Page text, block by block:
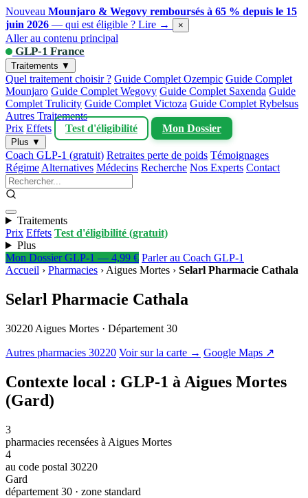
Nouveau Mounjaro & Wegovy remboursés à 65 % depuis le 15
juin 2026 — qui est éligible ? Lire → ×
Aller au contenu principal
GLP-1 France
Traitements ▼
Quel traitement choisir ? Guide Complet Ozempic Guide Complet
Mounjaro Guide Complet Wegovy Guide Complet Saxenda Guide
Complet Trulicity Guide Complet Victoza Guide Complet Rybelsus
Autres Traitements
Prix Effets Test d'éligibilité Mon Dossier
Plus ▼
Coach GLP-1 (gratuit) Retraites perte de poids Témoignages
Régime Alternatives Médecins Recherche Nos Experts Contact
Traitements
Prix Effets Test d'éligibilité (gratuit)
Plus
Mon Dossier GLP-1 — 4,99 € Parler au Coach GLP-1
Accueil › Pharmacies › Aigues Mortes › Selarl Pharmacie Cathala
Selarl Pharmacie Cathala
30220 Aigues Mortes · Département 30
Autres pharmacies 30220 Voir sur la carte → Google Maps ↗
Contexte local : GLP-1 à Aigues Mortes
(Gard)
3
pharmacies recensées à Aigues Mortes
4
au code postal 30220
Gard
département 30 · zone standard